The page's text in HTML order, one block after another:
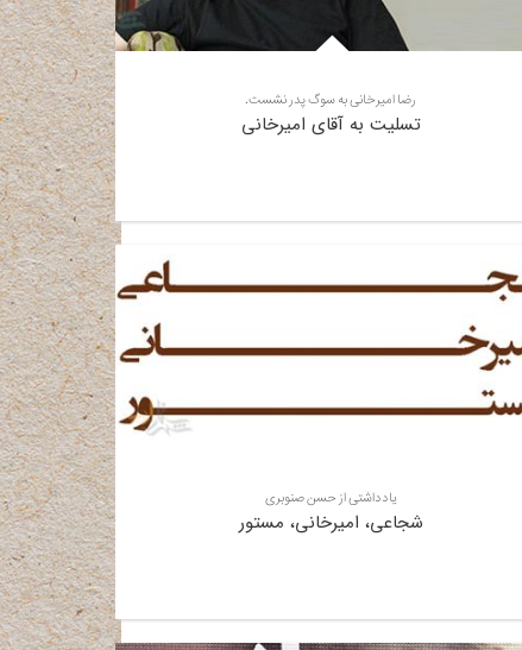
رضا امیرخانی به سوگ پدر نشست.
تسلیت به آقای امیرخانی
یادداشتی از حسن صنوبری
شجاعی، امیرخانی، مستور